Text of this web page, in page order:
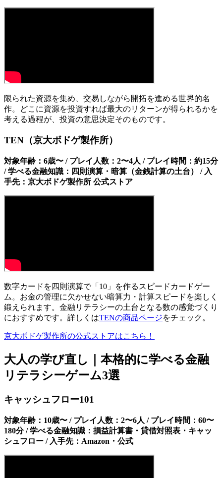
限られた資源を集め、交易しながら開拓を進める世界的名
作。どこに資源を投資すれば最大のリターンが得られるかを
考える過程が、投資の意思決定そのものです。
TEN（京大ボドゲ製作所）
対象年齢：6歳〜 / プレイ人数：2〜4人 / プレイ時間：約15分
/ 学べる金融知識：四則演算・暗算（金銭計算の土台） / 入
手先：京大ボドゲ製作所 公式ストア
数字カードを四則演算で「10」を作るスピードカードゲー
ム。お金の管理に欠かせない暗算力・計算スピードを楽しく
鍛えられます。金融リテラシーの土台となる数の感覚づくり
におすすめです。詳しくはTENの商品ページをチェック。
京大ボドゲ製作所の公式ストアはこちら！
大人の学び直し｜本格的に学べる金融
リテラシーゲーム3選
キャッシュフロー101
対象年齢：10歳〜 / プレイ人数：2〜6人 / プレイ時間：60〜
180分 / 学べる金融知識：損益計算書・貸借対照表・キャッ
シュフロー / 入手先：Amazon・公式